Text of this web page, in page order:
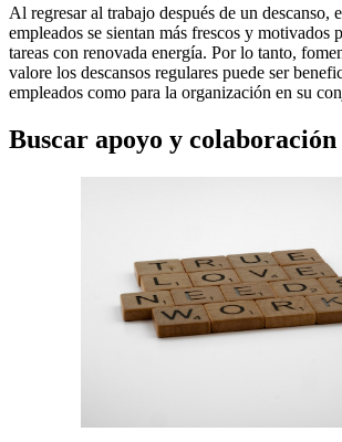
Al regresar al trabajo después de un descanso,
empleados se sientan más frescos y motivados
tareas con renovada energía. Por lo tanto,
valore los descansos regulares puede ser
empleados como para la organización en su
Buscar apoyo y colaboración